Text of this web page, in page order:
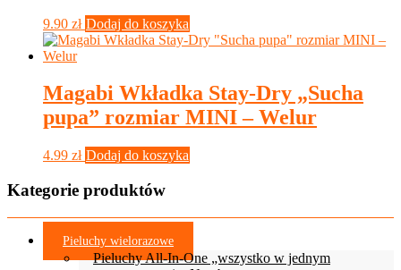
9.90 zł Dodaj do koszyka
Magabi Wkładka Stay-Dry „Sucha
pupa” rozmiar MINI – Welur
4.99 zł Dodaj do koszyka
Kategorie produktów
Pieluchy wielorazowe
Pieluchy All-In-One „wszystko w jednym